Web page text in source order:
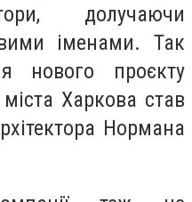
долучаючи
іменами. Так
нового проєкту
міста Харкова став
Нормана